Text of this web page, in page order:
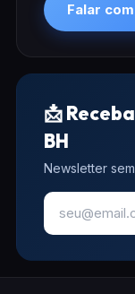
Falar
📩
BH
Newsletter